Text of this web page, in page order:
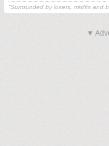
“Surrounded by losers, misfits and
▼